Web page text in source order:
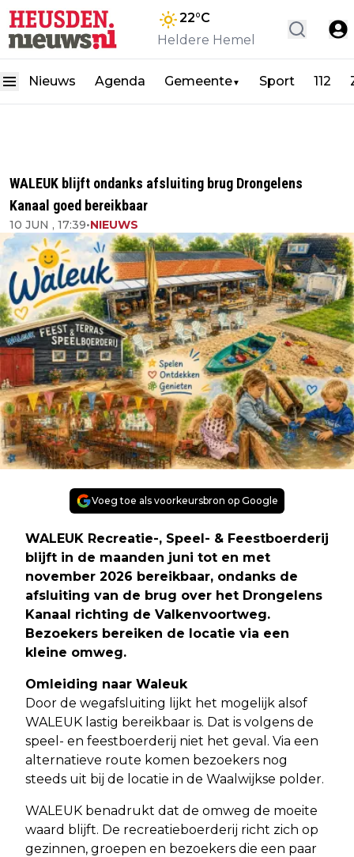
22°C
Heldere Hemel
Nieuws Agenda Gemeente▼ Sport 112
WALEUK blijft ondanks afsluiting brug Drongelens
Kanaal goed bereikbaar
10 JUN , 17:39•NIEUWS
Voeg toe als voorkeursbron op Google
WALEUK Recreatie-, Speel- & Feestboerderij
blijft in de maanden juni tot en met
november 2026 bereikbaar, ondanks de
afsluiting van de brug over het Drongelens
Kanaal richting de Valkenvoortweg.
Bezoekers bereiken de locatie via een
kleine omweg.
Omleiding naar Waleuk
Door de wegafsluiting lijkt het mogelijk alsof
WALEUK lastig bereikbaar is. Dat is volgens de
speel- en feestboerderij niet het geval. Via een
alternatieve route komen bezoekers nog
steeds uit bij de locatie in de Waalwijkse polder.
WALEUK benadrukt dat de omweg de moeite
waard blijft. De recreatieboerderij richt zich op
gezinnen, groepen en bezoekers die een paar